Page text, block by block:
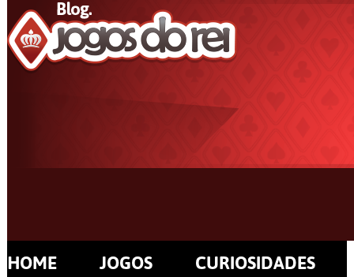
HOME JOGOS CURIOSIDADES